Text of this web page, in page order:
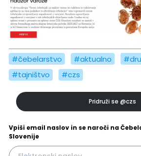
#čebelarstvo #aktualno
#tajništvo
#czs
Pridruži se @czs
Vpiši email naslov in se naroči na
Slovenije